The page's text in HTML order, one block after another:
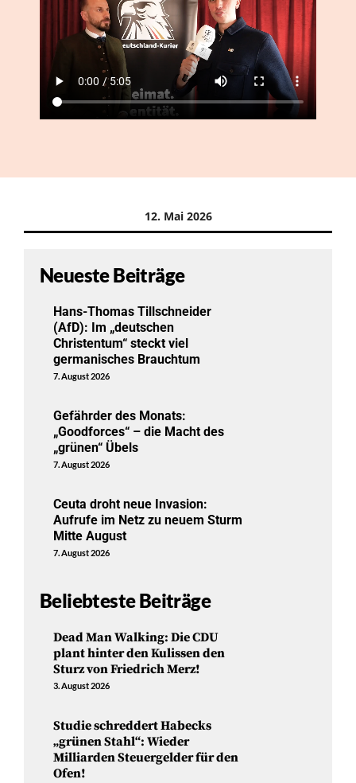
12. Mai 2026
Neueste Beiträge
Hans-Thomas Tillschneider
(AfD): Im „deutschen
Christentum“ steckt viel
germanisches Brauchtum
7. August 2026
Gefährder des Monats:
„Goodforces“ – die Macht des
„grünen“ Übels
7. August 2026
Ceuta droht neue Invasion:
Aufrufe im Netz zu neuem Sturm
Mitte August
7. August 2026
Beliebteste Beiträge
Dead Man Walking: Die CDU
plant hinter den Kulissen den
Sturz von Friedrich Merz!
3. August 2026
Studie schreddert Habecks
„grünen Stahl“: Wieder
Milliarden Steuergelder für den
Ofen!